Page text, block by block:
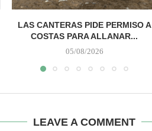
LAS CANTERAS PIDE PERMISO A
COSTAS PARA ALLANAR...
05/08/2026
LEAVE A COMMENT